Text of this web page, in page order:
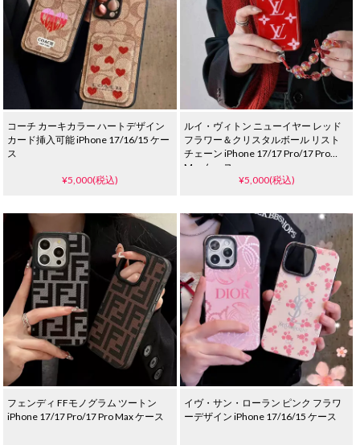
コーチ カーキカラー ハートデザイン
カード挿入可能 iPhone 17/16/15 ケー
ス
¥5,000(税込)
ルイ・ヴィトン ニューイヤー レッド
フラワー＆クリスタルボール リスト
チェーン iPhone 17/17 Pro/17 Pro
Max ケース
¥5,000(税込)
フェンディ FFモノグラム ツートン
iPhone 17/17 Pro/17 Pro Max ケース
イヴ・サン・ローラン ピンク フラワ
ーデザイン iPhone 17/16/15 ケース